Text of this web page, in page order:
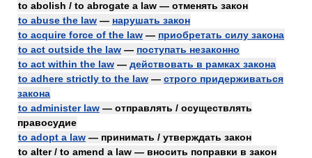
to abolish / to abrogate a law — отменять закон
to abuse the law — нарушать закон
to acquire force of the law — приобретать силу закона
to act outside the law — поступать незаконно
to act within the law — действовать в рамках закона
to adhere strictly to the law — строго придерживаться
закона
to administer law — отправлять / осуществлять
правосудие
to adopt a law — принимать / утверждать закон
to alter / to amend a law — вносить поправки в закон